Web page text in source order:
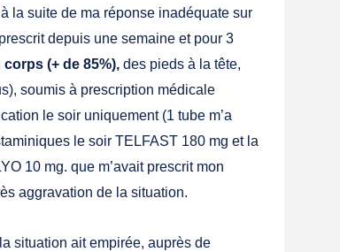
à la suite de ma réponse inadéquate sur
depuis une semaine et pour 3
(+ de 85%), des pieds à la tête,
soumis à prescription médicale
le soir uniquement (1 tube m’a
le soir TELFAST 180 mg et la
10 mg. que m’avait prescrit mon
aggravation de la situation.
situation ait empirée, auprès de